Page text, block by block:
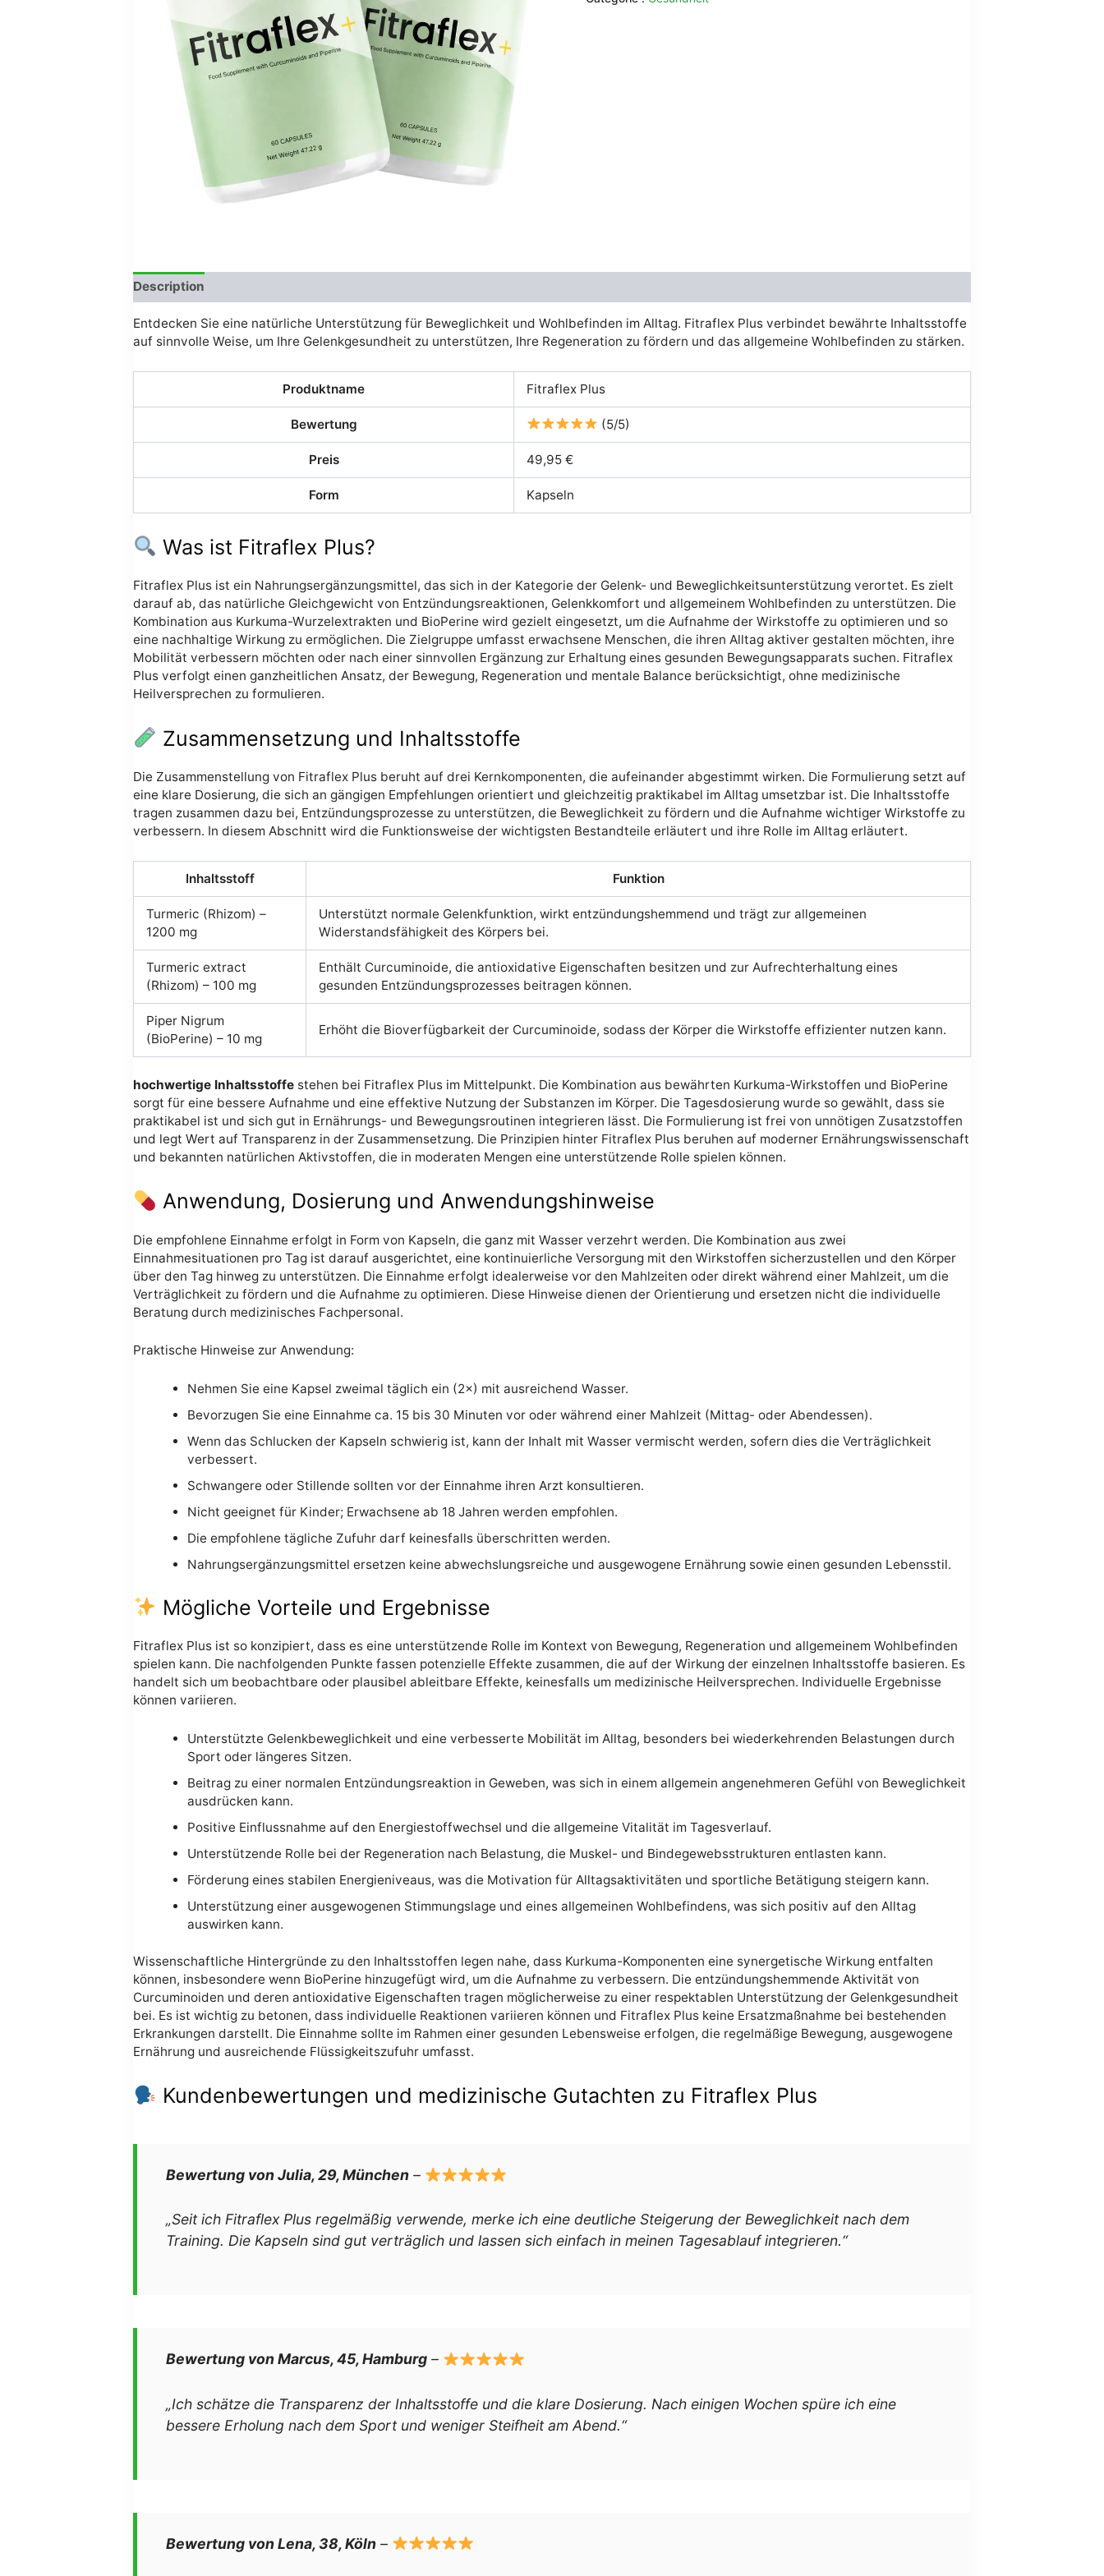
était :
Description
Entdecken Sie eine natürliche Unterstützung für Beweglichkeit und Wohlbefinden im Alltag. Fitraflex Plus verbindet bewährte Inhaltsstoffe
auf sinnvolle Weise, um Ihre Gelenkgesundheit zu unterstützen, Ihre Regeneration zu fördern und das allgemeine Wohlbefinden zu stärken.
Produktname Fitraflex Plus
Bewertung (5/5)
Preis 49,95 €
Form Kapseln
Was ist Fitraflex Plus?
Fitraflex Plus ist ein Nahrungsergänzungsmittel, das sich in der Kategorie der Gelenk- und Beweglichkeitsunterstützung verortet. Es zielt
darauf ab, das natürliche Gleichgewicht von Entzündungsreaktionen, Gelenkkomfort und allgemeinem Wohlbefinden zu unterstützen. Die
Kombination aus Kurkuma-Wurzelextrakten und BioPerine wird gezielt eingesetzt, um die Aufnahme der Wirkstoffe zu optimieren und so
eine nachhaltige Wirkung zu ermöglichen. Die Zielgruppe umfasst erwachsene Menschen, die ihren Alltag aktiver gestalten möchten, ihre
Mobilität verbessern möchten oder nach einer sinnvollen Ergänzung zur Erhaltung eines gesunden Bewegungsapparats suchen. Fitraflex
Plus verfolgt einen ganzheitlichen Ansatz, der Bewegung, Regeneration und mentale Balance berücksichtigt, ohne medizinische
Heilversprechen zu formulieren.
Zusammensetzung und Inhaltsstoffe
Die Zusammenstellung von Fitraflex Plus beruht auf drei Kernkomponenten, die aufeinander abgestimmt wirken. Die Formulierung setzt auf
eine klare Dosierung, die sich an gängigen Empfehlungen orientiert und gleichzeitig praktikabel im Alltag umsetzbar ist. Die Inhaltsstoffe
tragen zusammen dazu bei, Entzündungsprozesse zu unterstützen, die Beweglichkeit zu fördern und die Aufnahme wichtiger Wirkstoffe zu
verbessern. In diesem Abschnitt wird die Funktionsweise der wichtigsten Bestandteile erläutert und ihre Rolle im Alltag erläutert.
Inhaltsstoff Funktion
Turmeric (Rhizom) –
1200 mg
Unterstützt normale Gelenkfunktion, wirkt entzündungshemmend und trägt zur allgemeinen
Widerstandsfähigkeit des Körpers bei.
Turmeric extract
(Rhizom) – 100 mg
Enthält Curcuminoide, die antioxidative Eigenschaften besitzen und zur Aufrechterhaltung eines
gesunden Entzündungsprozesses beitragen können.
Piper Nigrum
(BioPerine) – 10 mg
Erhöht die Bioverfügbarkeit der Curcuminoide, sodass der Körper die Wirkstoffe effizienter nutzen kann.
hochwertige Inhaltsstoffe stehen bei Fitraflex Plus im Mittelpunkt. Die Kombination aus bewährten Kurkuma-Wirkstoffen und BioPerine
sorgt für eine bessere Aufnahme und eine effektive Nutzung der Substanzen im Körper. Die Tagesdosierung wurde so gewählt, dass sie
praktikabel ist und sich gut in Ernährungs- und Bewegungsroutinen integrieren lässt. Die Formulierung ist frei von unnötigen Zusatzstoffen
und legt Wert auf Transparenz in der Zusammensetzung. Die Prinzipien hinter Fitraflex Plus beruhen auf moderner Ernährungswissenschaft
und bekannten natürlichen Aktivstoffen, die in moderaten Mengen eine unterstützende Rolle spielen können.
Anwendung, Dosierung und Anwendungshinweise
Die empfohlene Einnahme erfolgt in Form von Kapseln, die ganz mit Wasser verzehrt werden. Die Kombination aus zwei
Einnahmesituationen pro Tag ist darauf ausgerichtet, eine kontinuierliche Versorgung mit den Wirkstoffen sicherzustellen und den Körper
über den Tag hinweg zu unterstützen. Die Einnahme erfolgt idealerweise vor den Mahlzeiten oder direkt während einer Mahlzeit, um die
Verträglichkeit zu fördern und die Aufnahme zu optimieren. Diese Hinweise dienen der Orientierung und ersetzen nicht die individuelle
Beratung durch medizinisches Fachpersonal.
Praktische Hinweise zur Anwendung:
Nehmen Sie eine Kapsel zweimal täglich ein (2×) mit ausreichend Wasser.
Bevorzugen Sie eine Einnahme ca. 15 bis 30 Minuten vor oder während einer Mahlzeit (Mittag- oder Abendessen).
Wenn das Schlucken der Kapseln schwierig ist, kann der Inhalt mit Wasser vermischt werden, sofern dies die Verträglichkeit
verbessert.
Schwangere oder Stillende sollten vor der Einnahme ihren Arzt konsultieren.
Nicht geeignet für Kinder; Erwachsene ab 18 Jahren werden empfohlen.
Die empfohlene tägliche Zufuhr darf keinesfalls überschritten werden.
Nahrungsergänzungsmittel ersetzen keine abwechslungsreiche und ausgewogene Ernährung sowie einen gesunden Lebensstil.
Mögliche Vorteile und Ergebnisse
Fitraflex Plus ist so konzipiert, dass es eine unterstützende Rolle im Kontext von Bewegung, Regeneration und allgemeinem Wohlbefinden
spielen kann. Die nachfolgenden Punkte fassen potenzielle Effekte zusammen, die auf der Wirkung der einzelnen Inhaltsstoffe basieren. Es
handelt sich um beobachtbare oder plausibel ableitbare Effekte, keinesfalls um medizinische Heilversprechen. Individuelle Ergebnisse
können variieren.
Unterstützte Gelenkbeweglichkeit und eine verbesserte Mobilität im Alltag, besonders bei wiederkehrenden Belastungen durch
Sport oder längeres Sitzen.
Beitrag zu einer normalen Entzündungsreaktion in Geweben, was sich in einem allgemein angenehmeren Gefühl von Beweglichkeit
ausdrücken kann.
Positive Einflussnahme auf den Energiestoffwechsel und die allgemeine Vitalität im Tagesverlauf.
Unterstützende Rolle bei der Regeneration nach Belastung, die Muskel- und Bindegewebsstrukturen entlasten kann.
Förderung eines stabilen Energieniveaus, was die Motivation für Alltagsaktivitäten und sportliche Betätigung steigern kann.
Unterstützung einer ausgewogenen Stimmungslage und eines allgemeinen Wohlbefindens, was sich positiv auf den Alltag
auswirken kann.
Wissenschaftliche Hintergründe zu den Inhaltsstoffen legen nahe, dass Kurkuma-Komponenten eine synergetische Wirkung entfalten
können, insbesondere wenn BioPerine hinzugefügt wird, um die Aufnahme zu verbessern. Die entzündungshemmende Aktivität von
Curcuminoiden und deren antioxidative Eigenschaften tragen möglicherweise zu einer respektablen Unterstützung der Gelenkgesundheit
bei. Es ist wichtig zu betonen, dass individuelle Reaktionen variieren können und Fitraflex Plus keine Ersatzmaßnahme bei bestehenden
Erkrankungen darstellt. Die Einnahme sollte im Rahmen einer gesunden Lebensweise erfolgen, die regelmäßige Bewegung, ausgewogene
Ernährung und ausreichende Flüssigkeitszufuhr umfasst.
Kundenbewertungen und medizinische Gutachten zu Fitraflex Plus
Bewertung von Julia, 29, München –
„Seit ich Fitraflex Plus regelmäßig verwende, merke ich eine deutliche Steigerung der Beweglichkeit nach dem
Training. Die Kapseln sind gut verträglich und lassen sich einfach in meinen Tagesablauf integrieren.“
Bewertung von Marcus, 45, Hamburg –
„Ich schätze die Transparenz der Inhaltsstoffe und die klare Dosierung. Nach einigen Wochen spüre ich eine
bessere Erholung nach dem Sport und weniger Steifheit am Abend.“
Bewertung von Lena, 38, Köln –